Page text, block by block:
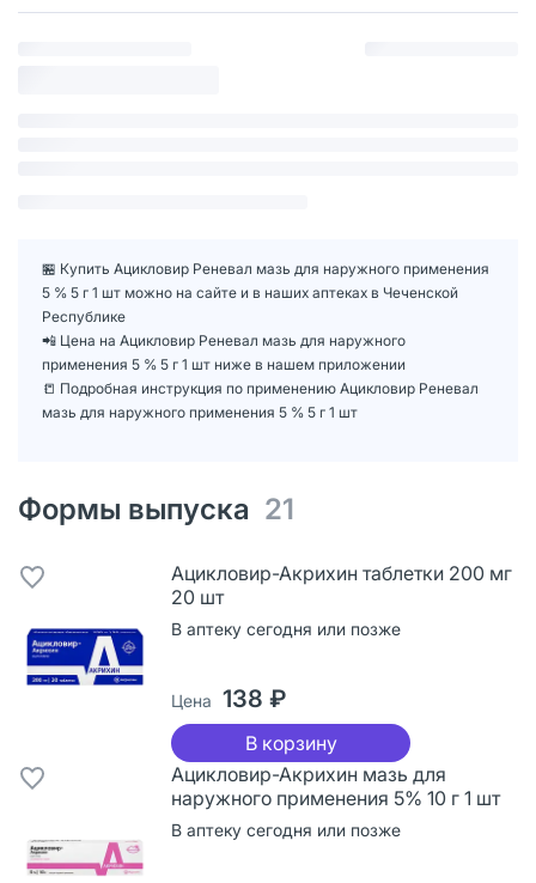
🏪 Купить Ацикловир Реневал мазь для наружного применения
5 % 5 г 1 шт можно на сайте и в наших аптеках в Чеченской
Республике
📲 Цена на Ацикловир Реневал мазь для наружного
применения 5 % 5 г 1 шт ниже в нашем приложении
📒 Подробная инструкция по применению Ацикловир Реневал
мазь для наружного применения 5 % 5 г 1 шт
Формы выпуска 21
Ацикловир-Акрихин таблетки 200 мг
20 шт
В аптеку сегодня или позже
Цена 138 ₽
В корзину
Ацикловир-Акрихин мазь для
наружного применения 5% 10 г 1 шт
В аптеку сегодня или позже